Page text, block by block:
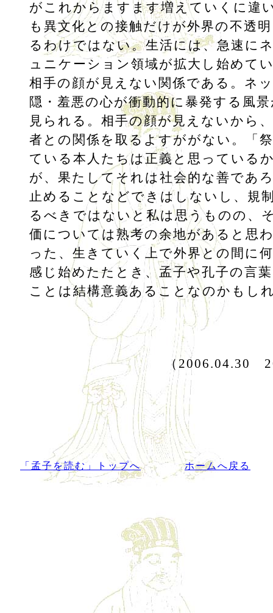
がこれからますます増えていくに違
も異文化との接触だけが外界の不透
るわけではない。生活には、急速に
ュニケーション領域が拡大し始めて
相手の顔が見えない関係である。ネ
隠・羞悪の心が衝動的に暴発する風
見られる。相手の顔が見えないから
者との関係を取るよすががない。「
ている本人たちは正義と思っている
が、果たしてそれは社会的な善であ
止めることなどできはしないし、規
るべきではないと私は思うものの、
価については熟考の余地があると思
った、生きていく上で外界との間に
感じ始めたたとき、孟子や孔子の言
ことは結構意義あることなのかもし
（2006.04.30
「孟子を読む」トップへ ホームへ戻る